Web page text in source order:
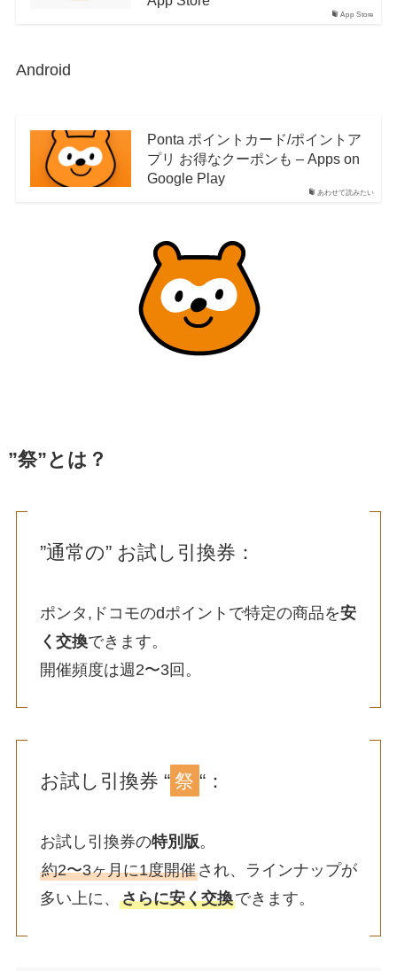
App Store
Android
あわせて読みたい
Ponta ポイントカード/ポイントア
プリ お得なクーポンも – Apps on
Google Play
”祭”とは？
”通常の” お試し引換券：
ポンタ,ドコモのdポイントで特定の商品を安
く交換できます。
開催頻度は週2〜3回。
お試し引換券 “ 祭 “：
お試し引換券の特別版。
約2〜3ヶ月に1度開催され、ラインナップが
多い上に、 さらに安く交換できます。